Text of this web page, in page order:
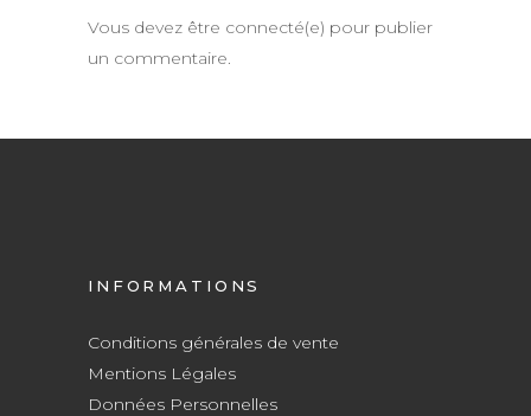
Vous devez être connecté(e) pour publier
un commentaire.
INFORMATIONS
Conditions générales de vente
Mentions Légales
Données Personnelles